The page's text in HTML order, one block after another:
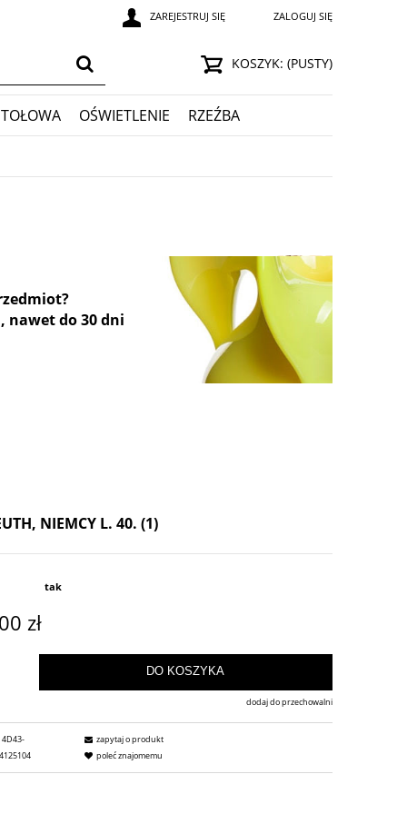
ZAREJESTRUJ SIĘ ZALOGUJ SIĘ
KOSZYK: (PUSTY)
OŚWIETLENIE
RZEŹBA
nawet do 30 dni
NIEMCY L. 40. (1)
tak
zł
DO KOSZYKA
dodaj do przechowalni
4D43-
zapytaj o produkt
poleć znajomemu